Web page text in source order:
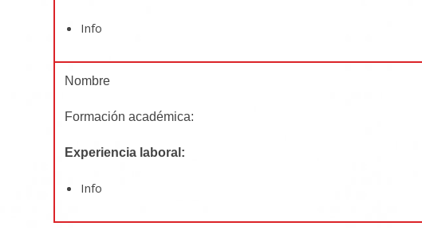
Info
Nombre
Formación académica:
Experiencia laboral:
Info